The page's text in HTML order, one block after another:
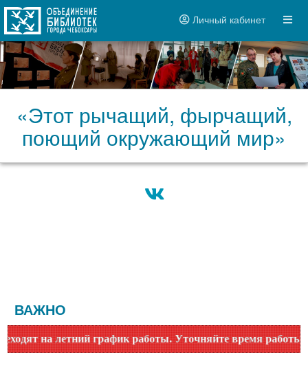
Личный кабинет
«Этот рычащий, фырчащий,
поющий окружающий мир»
ВАЖНО
летний график работы. Уточняйте время работы по